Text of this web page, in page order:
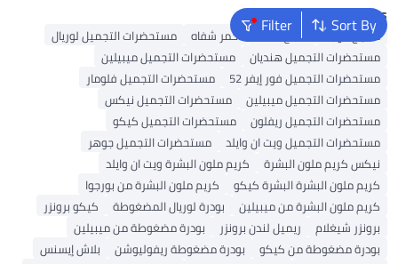
Sort By
FilterPopular Searches
مكياج الوجه ملمع شفاه أحمر شفاه
مستحضرات التجميل لوريال
مستحضرات التجميل هنديان
مستحضرات التجميل ميبيلين
مستحضرات التجميل فور إيفر 52
مستحضرات التجميل فلومار
مستحضرات التجميل ميبيلين
مستحضرات التجميل نيكس
مستحضرات التجميل ريفلون
مستحضرات التجميل كيكو
مستحضرات التجميل ويت ان وايلد
مستحضرات التجميل جوهر
نيكس كريم ملون البشرة
كريم ملون البشرة ويت ان وايلد
كريم ملون البشرة البشرة كيكو
كريم ملون البشرة من بورجوا
كريم ملون البشرة من ميبيلين
بودرة لوريال المضغوطة
كيكو برونزر
برونزر شيغلام
ريميل لندن برونزر
بودرة مضغوطة من ميبيلين
بودرة مضغوطة من كيكو
بودرة مضغوطة ريفوليوشن
بلاش إيسنس